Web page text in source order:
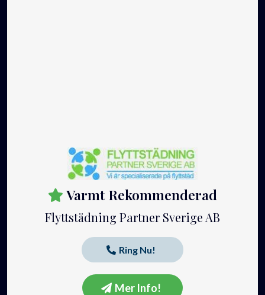
Varmt Rekommenderad
Flyttstädning Partner Sverige AB
Ring Nu!
Mer Info!